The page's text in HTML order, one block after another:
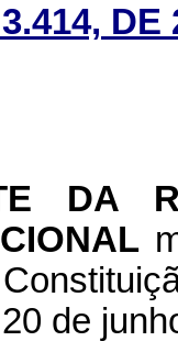
DE
DA
de